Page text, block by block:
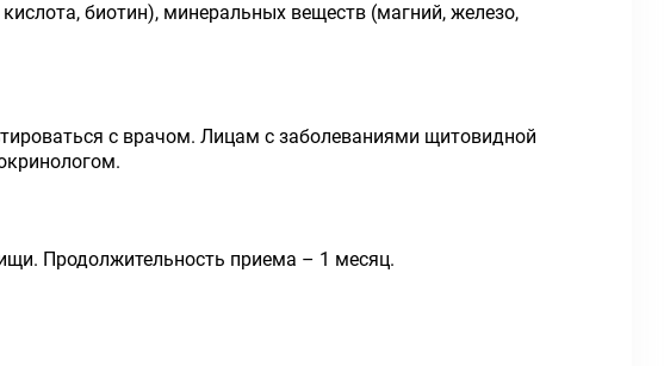
биотин), минеральных веществ (магний, железо,
с врачом. Лицам с заболеваниями щитовидной
Продолжительность приема – 1 месяц.